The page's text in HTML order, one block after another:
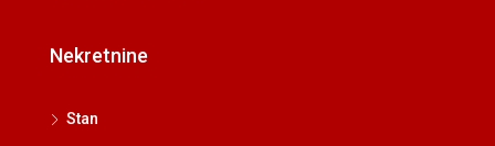
Nekretnine
Stan